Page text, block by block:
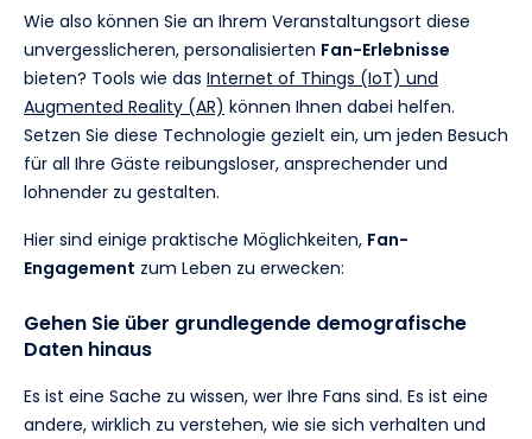
Wie also können Sie an Ihrem Veranstaltungsort diese
unvergesslicheren, personalisierten Fan-Erlebnisse
bieten? Tools wie das Internet of Things (IoT) und
Augmented Reality (AR) können Ihnen dabei helfen.
Setzen Sie diese Technologie gezielt ein, um jeden Besuch
für all Ihre Gäste reibungsloser, ansprechender und
lohnender zu gestalten.
Hier sind einige praktische Möglichkeiten, Fan-
Engagement zum Leben zu erwecken:
Gehen Sie über grundlegende demografische
Daten hinaus
Es ist eine Sache zu wissen, wer Ihre Fans sind. Es ist eine
andere, wirklich zu verstehen, wie sie sich verhalten und